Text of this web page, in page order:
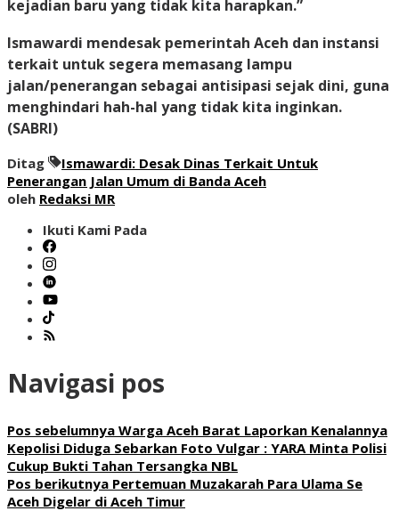
kejadian baru yang tidak kita harapkan.”
Ismawardi mendesak pemerintah Aceh dan instansi
terkait untuk segera memasang lampu
jalan/penerangan sebagai antisipasi sejak dini, guna
menghindari hah-hal yang tidak kita inginkan.
(SABRI)
Ditag
Ismawardi: Desak Dinas Terkait Untuk
Penerangan Jalan Umum di Banda Aceh
oleh Redaksi MR
Ikuti Kami Pada
Navigasi pos
Pos sebelumnya Warga Aceh Barat Laporkan Kenalannya
Kepolisi Diduga Sebarkan Foto Vulgar : YARA Minta Polisi
Cukup Bukti Tahan Tersangka NBL
Pos berikutnya Pertemuan Muzakarah Para Ulama Se
Aceh Digelar di Aceh Timur